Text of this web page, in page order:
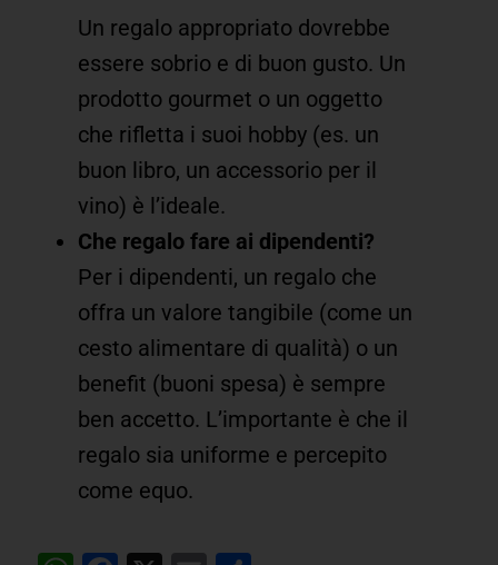
Un regalo appropriato dovrebbe
essere sobrio e di buon gusto. Un
prodotto gourmet o un oggetto
che rifletta i suoi hobby (es. un
buon libro, un accessorio per il
vino) è l’ideale.
Che regalo fare ai dipendenti?
Per i dipendenti, un regalo che
offra un valore tangibile (come un
cesto alimentare di qualità) o un
benefit (buoni spesa) è sempre
ben accetto. L’importante è che il
regalo sia uniforme e percepito
come equo.